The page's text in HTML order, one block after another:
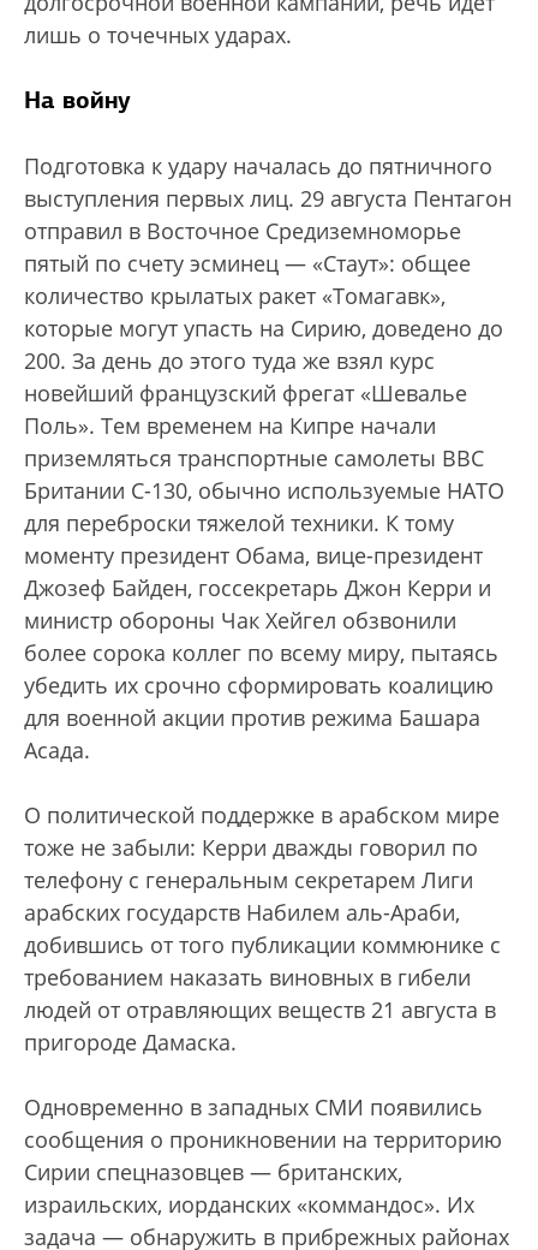
лишь о точечных ударах.
На войну
Подготовка к удару началась до пятничного
выступления первых лиц. 29 августа Пентагон
отправил в Восточное Средиземноморье
пятый по счету эсминец — «Стаут»: общее
количество крылатых ракет «Томагавк»,
которые могут упасть на Сирию, доведено до
200. За день до этого туда же взял курс
новейший французский фрегат «Шевалье
Поль». Тем временем на Кипре начали
приземляться транспортные самолеты ВВС
Британии C-130, обычно используемые НАТО
для переброски тяжелой техники. К тому
моменту президент Обама, вице-президент
Джозеф Байден, госсекретарь Джон Керри и
министр обороны Чак Хейгел обзвонили
более сорока коллег по всему миру, пытаясь
убедить их срочно сформировать коалицию
для военной акции против режима Башара
Асада.
О политической поддержке в арабском мире
тоже не забыли: Керри дважды говорил по
телефону с генеральным секретарем Лиги
арабских государств Набилем аль-Араби,
добившись от того публикации коммюнике с
требованием наказать виновных в гибели
людей от отравляющих веществ 21 августа в
пригороде Дамаска.
Одновременно в западных СМИ появились
сообщения о проникновении на территорию
Сирии спецназовцев — британских,
израильских, иорданских «коммандос». Их
задача — обнаружить в прибрежных районах